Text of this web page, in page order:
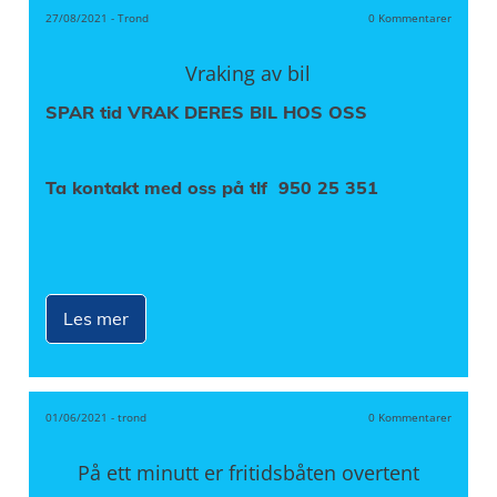
27/08/2021 -Trond 0 Kommentarer
Vraking av bil
SPAR tid VRAK DERES BIL HOS OSS
Ta kontakt med oss på tlf950 25 351
Les mer
01/06/2021 -trond 0 Kommentarer
På ett minutt er fritidsbåten overtent